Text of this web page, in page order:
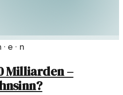
· e · n
Milliarden –